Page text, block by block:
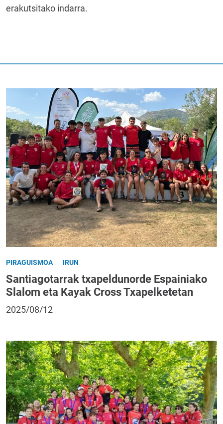
erakutsitako indarra.
PIRAGUISMOA IRUN
Santiagotarrak txapeldunorde Espainiako
Slalom eta Kayak Cross Txapelketetan
2025/08/12